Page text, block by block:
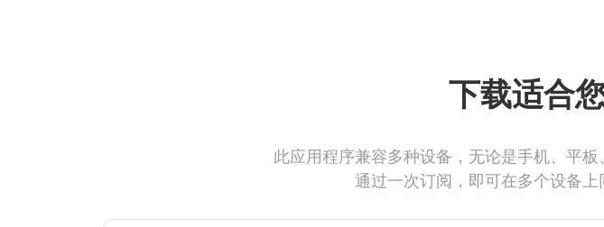
下载适合
此应用程序兼容多种设备，无论是手机、平
通过一次订阅，即可在多个设备上